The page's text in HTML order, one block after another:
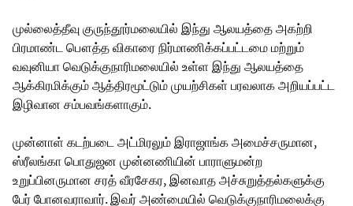
முல்லைத்தீவு குருந்தூர்மலையில் இந்து ஆலயத்தை அகற்றி
பிரமாண்ட பௌத்த விகாரை நிர்மாணிக்கப்பட்டமை மற்றும்
வவுனியா வெடுக்குநாரிமலையில் உள்ள இந்து ஆலயத்தை
ஆக்கிரமிக்கும் ஆத்திரமூட்டும் முயற்சிகள் பரவலாக அறியப்பட்ட
இழிவான சம்பவங்களாகும்.
முன்னாள் கடற்படை அட்மிரலும் இராஜாங்க அமைச்சருமான,
ஸ்ரீலங்கா பொதுஜன முன்னணியின் பாராளுமன்ற
உறுப்பினருமான சரத் வீரசேகர, இனவாத அச்சுறுத்தல்களுக்கு
பேர் போனவராவார். இவர் அண்மையில் வெடுக்குநாரிமலைக்கு